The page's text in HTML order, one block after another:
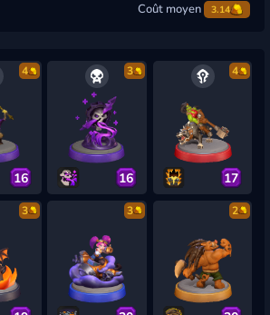
Coût moyen 3.14
4
16
3
16
4
17
3 3 2